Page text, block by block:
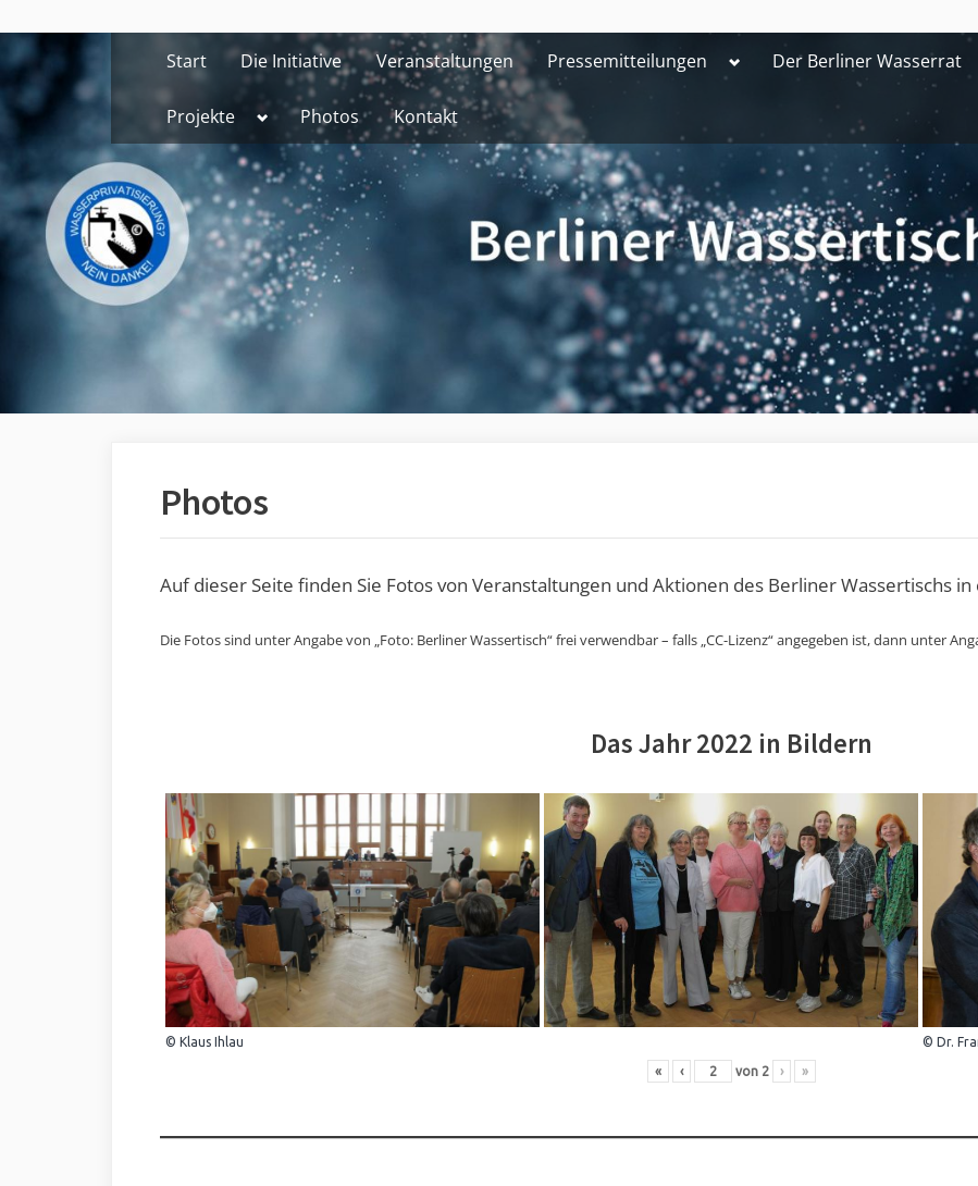
to
content
Start Die Initiative Veranstaltungen Pressemitteilungen ToggleDer Berliner Wasserrat
Projekte Toggle
menu
Photos Kontakt
Photos
Auf dieser Seite finden Sie Fotos von Veranstaltungen und Aktionen des Berliner Wassertischs
Die Fotos sind unter Angabe von „Foto: Berliner Wassertisch“ frei verwendbar – falls „CC-Lizenz“ angegeben ist, dann unter
Das Jahr 2022 in Bildern
© Klaus Ihlau © Dr.
« ‹ von 2 › »